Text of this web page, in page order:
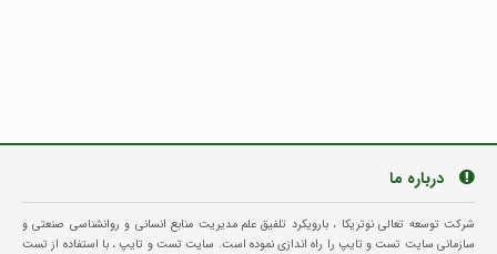
درباره ما
شرکت توسعه تعالی نوتریکا ، بارویکرد تلفیق علم مدیریت منابع انسانی و روانشناسی صنعتی و
سازمانی سایت تست و تایپ را راه اندازی نموده است. سایت تست و تایپ ، با استفاده از تست